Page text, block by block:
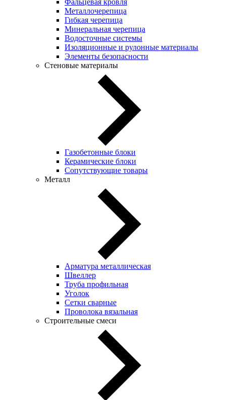
Металлочерепица
Гибкая черепица
Минеральная черепица
Водосточные системы
Изоляционные и рулонные материалы
Элементы безопасности
Стеновые материалы
Газобетонные блоки
Керамические блоки
Сопутствующие товары
Металл
Арматура металлическая
Швеллер
Труба профильная
Уголок
Сетки сварные
Проволока вязальная
Строительные смеси